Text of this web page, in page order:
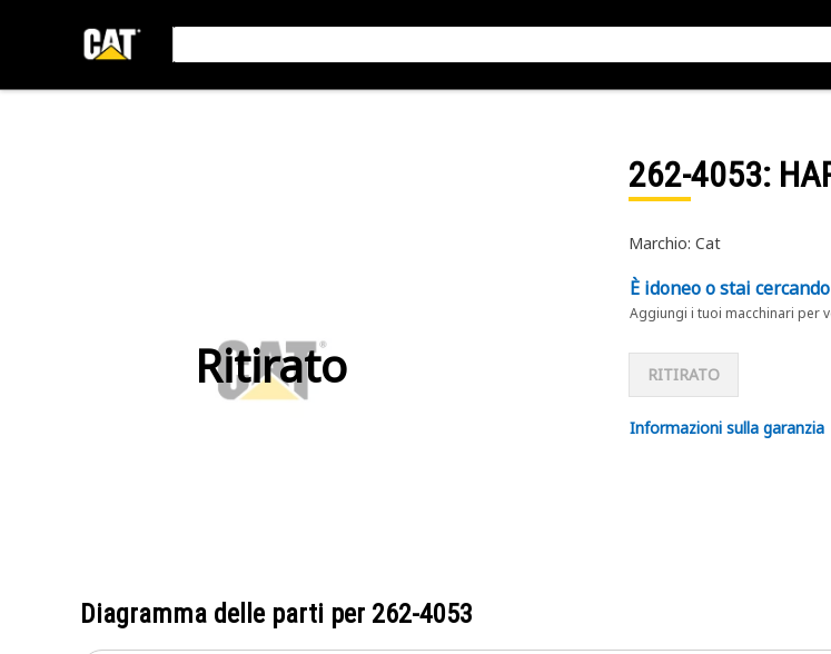
Ritirato
262-4053:
Marchio: Cat
È idoneo o stai
Aggiungi i tuoi macchinari per
RITIRATO
Informazioni sulla garanzia
Diagramma delle parti per 262-4053